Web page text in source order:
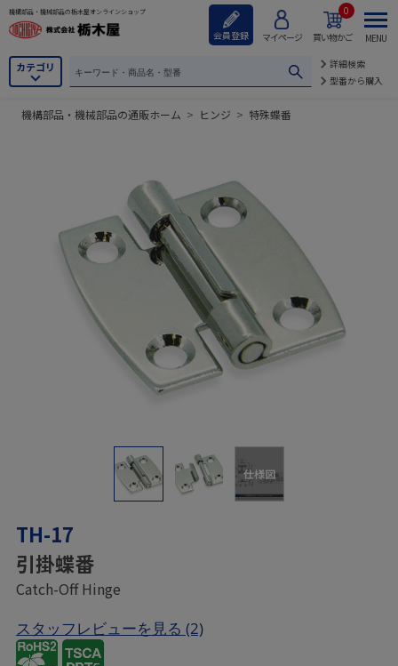
機構部品・機械部品の栃木屋オンラインショップ
会員登録 マイページ 買い物かご
0
カテゴリ
詳細検索
型番から購入
MENU
機構部品・機械部品の通販ホーム > ヒンジ > 特殊蝶番
仕様図
TH-17
引掛蝶番
Catch-Off Hinge
スタッフレビューを見る (2)